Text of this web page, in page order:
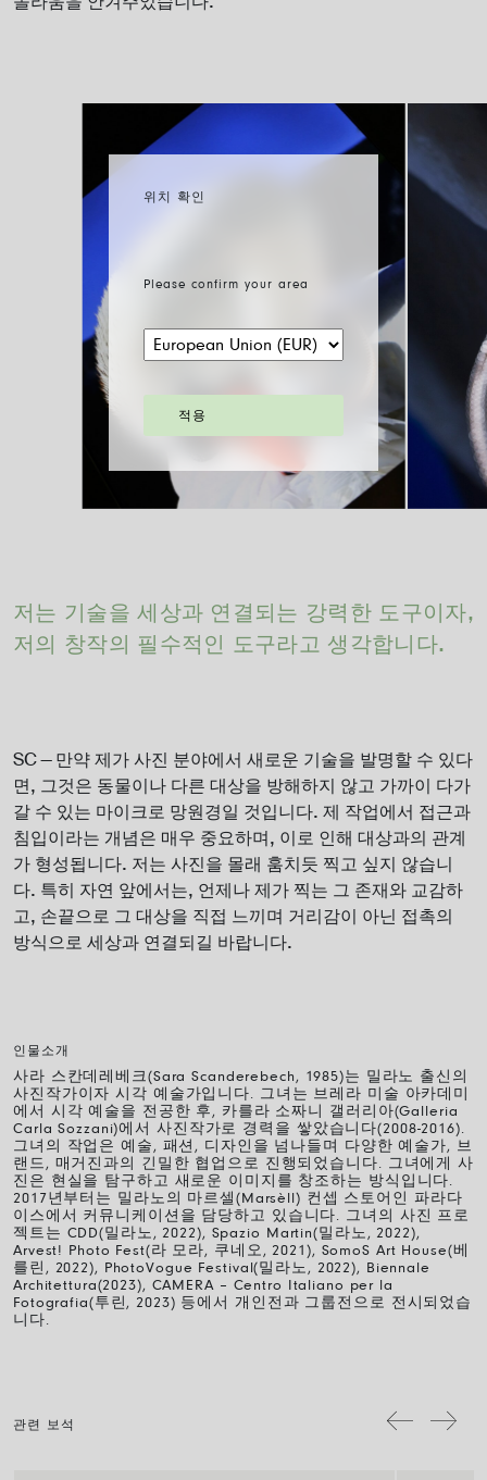
위치 확인
Please confirm your area
적용
저는 기술을 세상과 연결되는 강력한 도구이자,
저의 창작의 필수적인 도구라고 생각합니다.
SC — 만약 제가 사진 분야에서 새로운 기술을 발명할 수 있다
면, 그것은 동물이나 다른 대상을 방해하지 않고 가까이 다가
갈 수 있는 마이크로 망원경일 것입니다. 제 작업에서 접근과
침입이라는 개념은 매우 중요하며, 이로 인해 대상과의 관계
가 형성됩니다. 저는 사진을 몰래 훔치듯 찍고 싶지 않습니
다. 특히 자연 앞에서는, 언제나 제가 찍는 그 존재와 교감하
고, 손끝으로 그 대상을 직접 느끼며 거리감이 아닌 접촉의
방식으로 세상과 연결되길 바랍니다.
인물소개
사라 스칸데레베크(Sara Scanderebech, 1985)는 밀라노 출신의
사진작가이자 시각 예술가입니다. 그녀는 브레라 미술 아카데미
에서 시각 예술을 전공한 후, 카를라 소짜니 갤러리아(Galleria
Carla Sozzani)에서 사진작가로 경력을 쌓았습니다(2008-2016).
그녀의 작업은 예술, 패션, 디자인을 넘나들며 다양한 예술가, 브
랜드, 매거진과의 긴밀한 협업으로 진행되었습니다. 그녀에게 사
진은 현실을 탐구하고 새로운 이미지를 창조하는 방식입니다.
2017년부터는 밀라노의 마르셀(Marsèll) 컨셉 스토어인 파라다
이스에서 커뮤니케이션을 담당하고 있습니다. 그녀의 사진 프로
젝트는 CDD(밀라노, 2022), Spazio Martin(밀라노, 2022),
Arvest! Photo Fest(라 모라, 쿠네오, 2021), SomoS Art House(베
를린, 2022), PhotoVogue Festival(밀라노, 2022), Biennale
Architettura(2023), CAMERA – Centro Italiano per la
Fotografia(투린, 2023) 등에서 개인전과 그룹전으로 전시되었습
니다.
관련 보석